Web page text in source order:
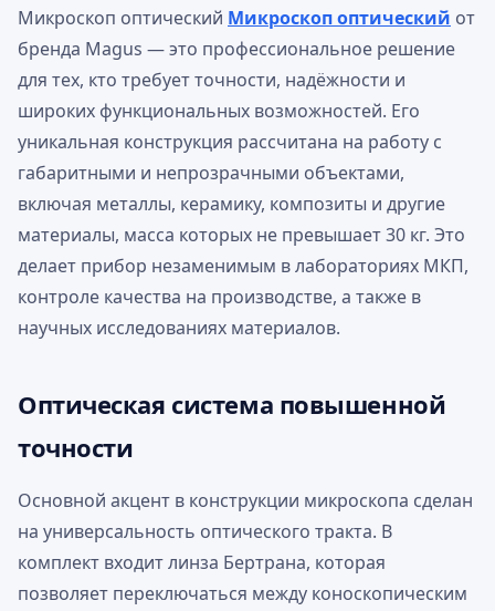
Микроскоп оптический Микроскоп оптический от
бренда Magus — это профессиональное решение
для тех, кто требует точности, надёжности и
широких функциональных возможностей. Его
уникальная конструкция рассчитана на работу с
габаритными и непрозрачными объектами,
включая металлы, керамику, композиты и другие
материалы, масса которых не превышает 30 кг. Это
делает прибор незаменимым в лабораториях МКП,
контроле качества на производстве, а также в
научных исследованиях материалов.
Оптическая система повышенной
точности
Основной акцент в конструкции микроскопа сделан
на универсальность оптического тракта. В
комплект входит линза Бертрана, которая
позволяет переключаться между коноскопическим